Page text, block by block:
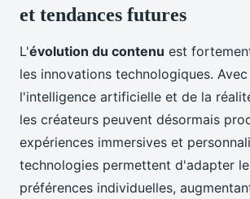
et tendances futures
L'évolution du contenu est
les innovations technologiques.
l'intelligence artificielle et de la
les créateurs peuvent désormais
expériences immersives et
technologies permettent d'adapter
préférences individuelles,